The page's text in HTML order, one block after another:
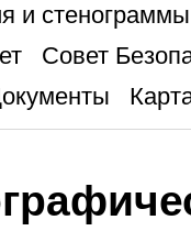
и стенограммы
Совет